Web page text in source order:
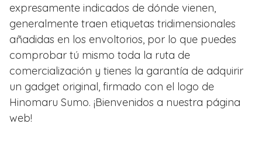
expresamente indicados de dónde vienen,
generalmente traen etiquetas tridimensionales
añadidas en los envoltorios, por lo que puedes
comprobar tú mismo toda la ruta de
comercialización y tienes la garantía de adquirir
un gadget original, firmado con el logo de
Hinomaru Sumo. ¡Bienvenidos a nuestra página
web!